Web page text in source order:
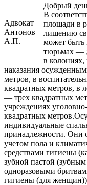
Адвокат
Антонов
А.П.
Добрый
В
площади в
лишению
может быть
тюрьмах —
в колониях,
наказания
метров, в
квадратных метров, в
— трех квадратных
учреждениях
квадратных
индивидуальные
принадлежности. Они
учетом пола и
средствами гигиены
зубной пастой
одноразовыми
гигиены (для